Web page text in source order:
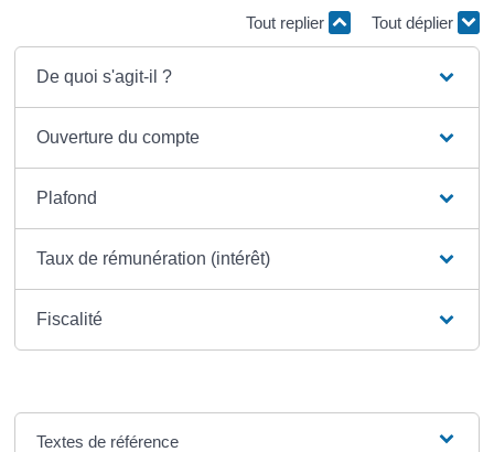
Tout replier Tout déplier
De quoi s'agit-il ?
Ouverture du compte
Plafond
Taux de rémunération (intérêt)
Fiscalité
Textes de référence